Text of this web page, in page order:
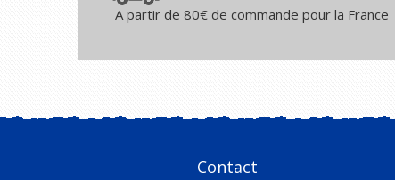
A partir de 80€ de commande pour la France
Contact